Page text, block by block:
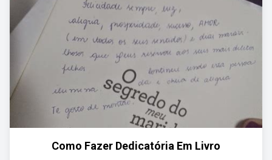
Como Fazer Dedicatória Em Livro